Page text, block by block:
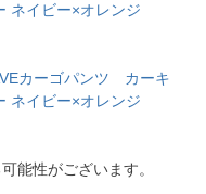
ネイビー×オレンジ
カーゴパンツ カーキ
ネイビー×オレンジ
能性がございます。